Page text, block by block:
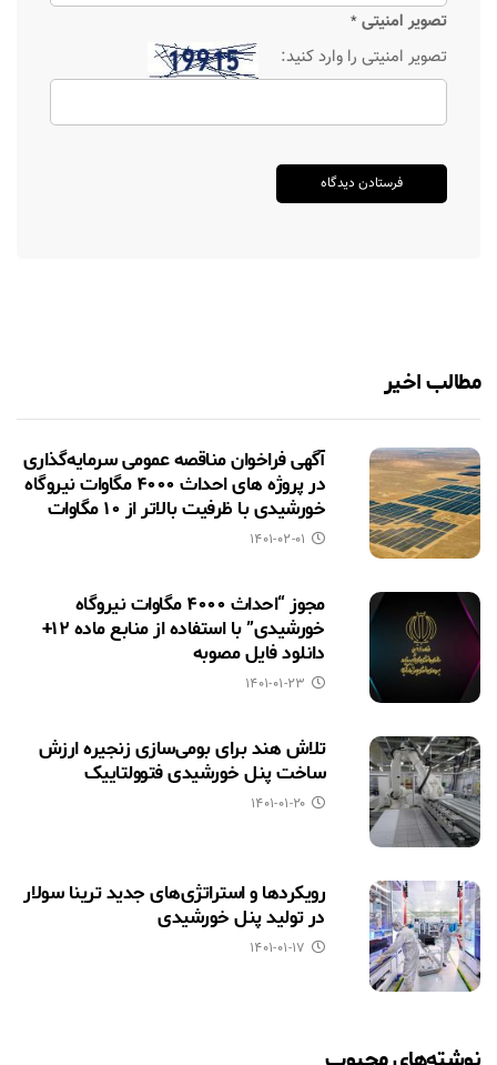
تصویر امنیتی *
تصویر امنیتی را وارد کنید:
مطالب اخیر
آگهی فراخوان مناقصه عمومی سرمایه‌گذاری
در پروژه های احداث ۴۰۰۰ مگاوات نیروگاه
خورشیدی با ظرفیت بالاتر از ۱۰ مگاوات
۱۴۰۱-۰۲-۰۱
مجوز “احداث ۴۰۰۰ مگاوات نیروگاه
خورشیدی” با استفاده از منابع ماده ۱۲+
دانلود فایل مصوبه
۱۴۰۱-۰۱-۲۳
تلاش هند برای بومی‌سازی زنجیره ارزش
ساخت پنل خورشیدی فتوولتاییک
۱۴۰۱-۰۱-۲۰
رویکردها و استراتژی‌های جدید ترینا سولار
در تولید پنل خورشیدی
۱۴۰۱-۰۱-۱۷